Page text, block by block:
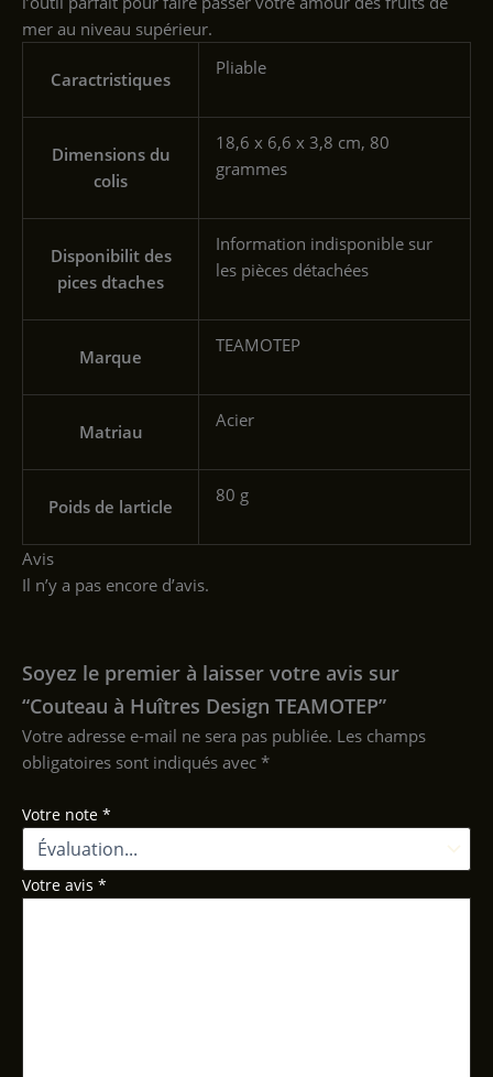
mer au niveau supérieur.
Caractristiques
‎Pliable
Dimensions du
colis
‎18,6 x 6,6 x 3,8 cm, 80
grammes
Disponibilit des
pices dtaches
‎Information indisponible sur
les pièces détachées
Marque
‎TEAMOTEP
Matriau
‎Acier
Poids de larticle
‎80 g
Avis
Il n’y a pas encore d’avis.
Soyez le premier à laisser votre avis sur
“Couteau à Huîtres Design TEAMOTEP”
Votre adresse e-mail ne sera pas publiée. Les champs
obligatoires sont indiqués avec *
Votre note *
Votre avis *